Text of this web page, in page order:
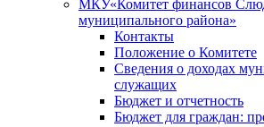
МКУ«Комитет финансов
муниципального района»
Контакты
Положение о Комитете
Сведения о доходах
служащих
Бюджет и отчетность
Бюджет для граждан: